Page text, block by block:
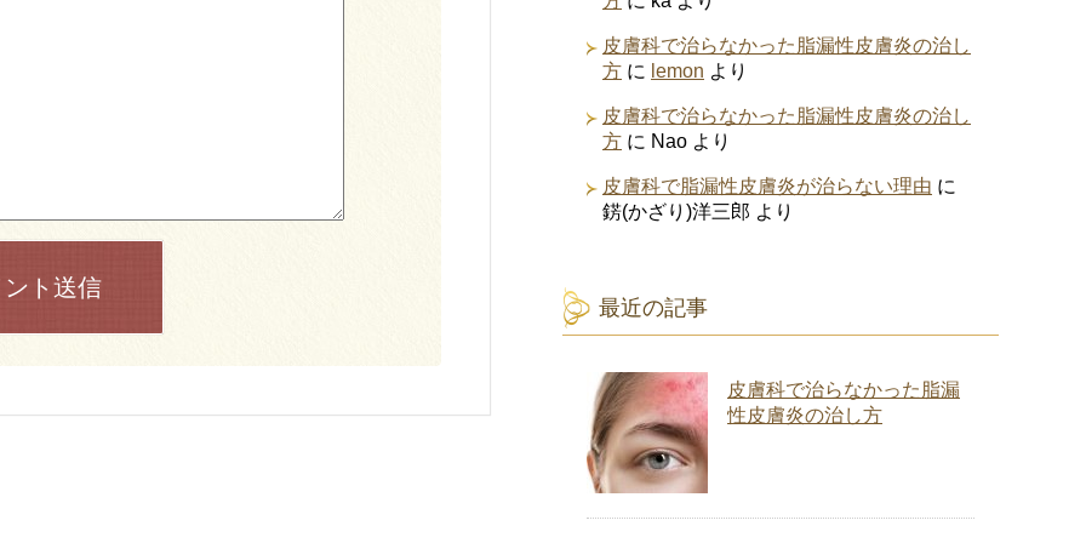
ト送信
皮膚科で治らなかった脂漏性皮膚炎の治し
方 に lemon より
皮膚科で治らなかった脂漏性皮膚炎の治し
方 に Nao より
皮膚科で脂漏性皮膚炎が治らない理由 に
錺(かざり)洋三郎 より
最近の記事
皮膚科で治らなかった脂漏
性皮膚炎の治し方